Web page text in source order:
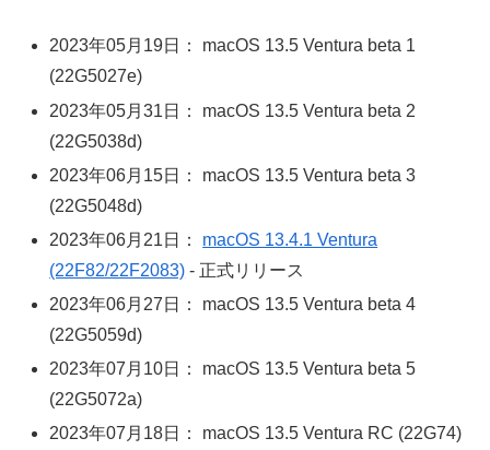
2023年05月19日： macOS 13.5 Ventura beta 1
(22G5027e)
2023年05月31日： macOS 13.5 Ventura beta 2
(22G5038d)
2023年06月15日： macOS 13.5 Ventura beta 3
(22G5048d)
2023年06月21日： macOS 13.4.1 Ventura
(22F82/22F2083) - 正式リリース
2023年06月27日： macOS 13.5 Ventura beta 4
(22G5059d)
2023年07月10日： macOS 13.5 Ventura beta 5
(22G5072a)
2023年07月18日： macOS 13.5 Ventura RC (22G74)